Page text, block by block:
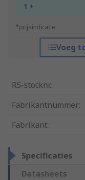
1 +
*prijsindicatie
Voeg
RS-stocknr.:
Fabrikantnummer:
Fabrikant:
Specificaties
Datasheets